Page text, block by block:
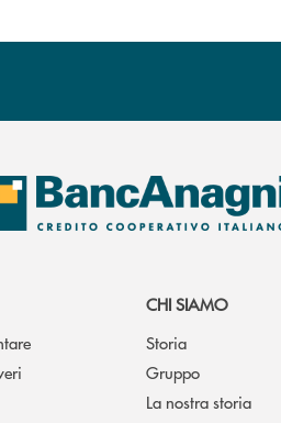
CHI SIAMO
Storia
Gruppo
La nostra storia